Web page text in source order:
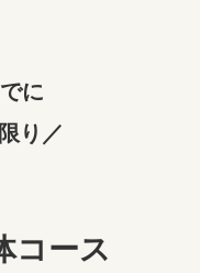
に
り／
コース